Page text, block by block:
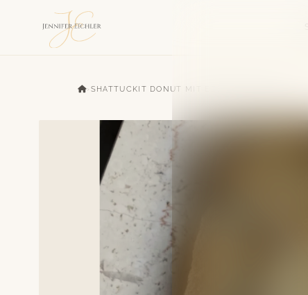
› SHATTUCKIT DONUT MIT EDELSTAHL KETTE